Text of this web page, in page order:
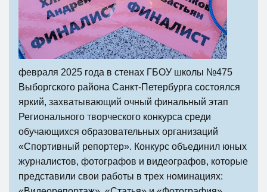
февраля 2025 года в стенах ГБОУ школы №475
Выборгского района Санкт-Петербурга состоялся
яркий, захватывающий очный финальный этап
Регионального творческого конкурса среди
обучающихся образовательных организаций
«Спортивный репортер». Конкурс объединил юных
журналистов, фотографов и видеографов, которые
представили свои работы в трех номинациях: